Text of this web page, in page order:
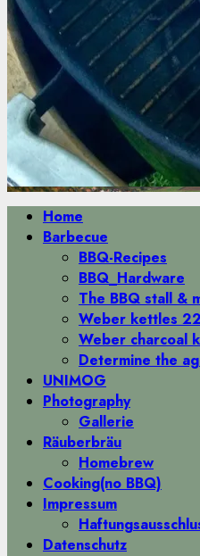
Primäres
Menü
Home
Barbecue
BBQ-Recipes
BBQ_Hardware
The BBQ stall &
Weber kettles
Weber charcoal
Determine the
UNIMOG
Photography
Gallerie
Räuberbräu
Homebrew
Cooking(no BBQ)
Impressum
Datenschutz